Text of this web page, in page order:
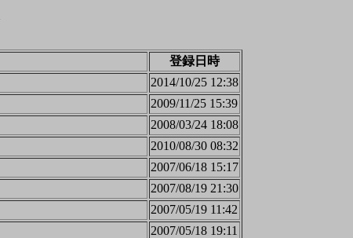
登録日時
2014/10/25 12:38
2009/11/25 15:39
2008/03/24 18:08
2010/08/30 08:32
2007/06/18 15:17
2007/08/19 21:30
2007/05/19 11:42
2007/05/18 19:11